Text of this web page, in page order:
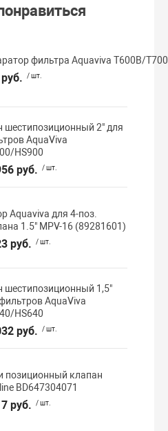
фильтра Aquaviva T600B/
/ шт.
шестипозиционный 2" для
AquaViva
HS900
руб. / шт.
Aquaviva для 4-поз.
1.5" MPV-16 (89281601)
руб. / шт.
шестипозиционный 1,5"
AquaViva
HS640
руб. / шт.
позиционный клапан
BD647304071
руб. / шт.